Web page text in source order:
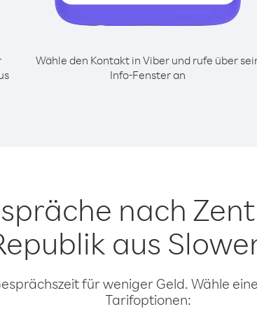
Wähle den Kontakt in Viber und rufe über
Info-Fenster an
nach
aus
für weniger Geld. Wähle
Tarifoptionen: